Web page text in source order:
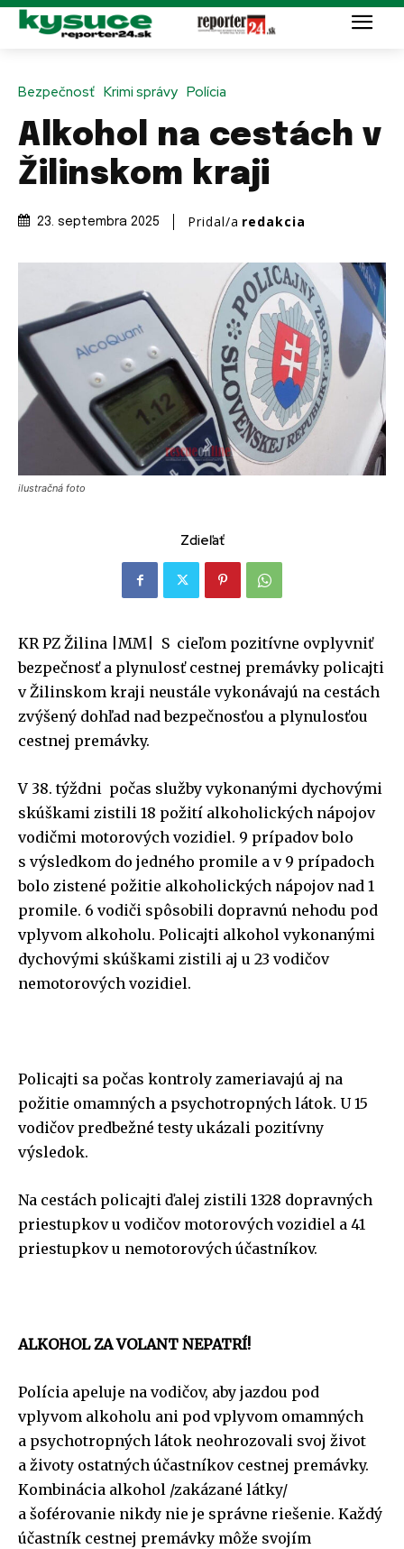
Bezpečnosť Krimi správy Polícia
Alkohol na cestách v
Žilinskom kraji
23. septembra 2025 Pridal/a redakcia
ilustračná foto
Zdieľať
KR PZ Žilina |MM| S cieľom pozitívne ovplyvniť
bezpečnosť a plynulosť cestnej premávky policajti
v Žilinskom kraji neustále vykonávajú na cestách
zvýšený dohľad nad bezpečnosťou a plynulosťou
cestnej premávky.
V 38. týždni počas služby vykonanými dychovými
skúškami zistili 18 požití alkoholických nápojov
vodičmi motorových vozidiel. 9 prípadov bolo
s výsledkom do jedného promile a v 9 prípadoch
bolo zistené požitie alkoholických nápojov nad 1
promile. 6 vodiči spôsobili dopravnú nehodu pod
vplyvom alkoholu. Policajti alkohol vykonanými
dychovými skúškami zistili aj u 23 vodičov
nemotorových vozidiel.
Policajti sa počas kontroly zameriavajú aj na
požitie omamných a psychotropných látok. U 15
vodičov predbežné testy ukázali pozitívny
výsledok.
Na cestách policajti ďalej zistili 1328 dopravných
priestupkov u vodičov motorových vozidiel a 41
priestupkov u nemotorových účastníkov.
ALKOHOL ZA VOLANT NEPATRÍ!
Polícia apeluje na vodičov, aby jazdou pod
vplyvom alkoholu ani pod vplyvom omamných
a psychotropných látok neohrozovali svoj život
a životy ostatných účastníkov cestnej premávky.
Kombinácia alkohol /zakázané látky/
a šoférovanie nikdy nie je správne riešenie. Každý
účastník cestnej premávky môže svojím